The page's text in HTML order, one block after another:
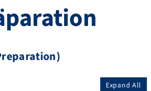
Expand All